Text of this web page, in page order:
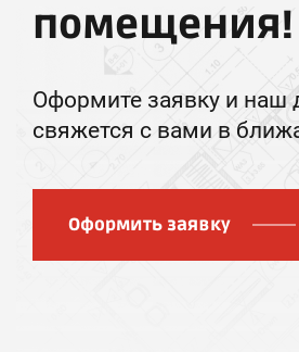
помещения!
Оформите заявку и наш
свяжется с вами в
Оформить заявку